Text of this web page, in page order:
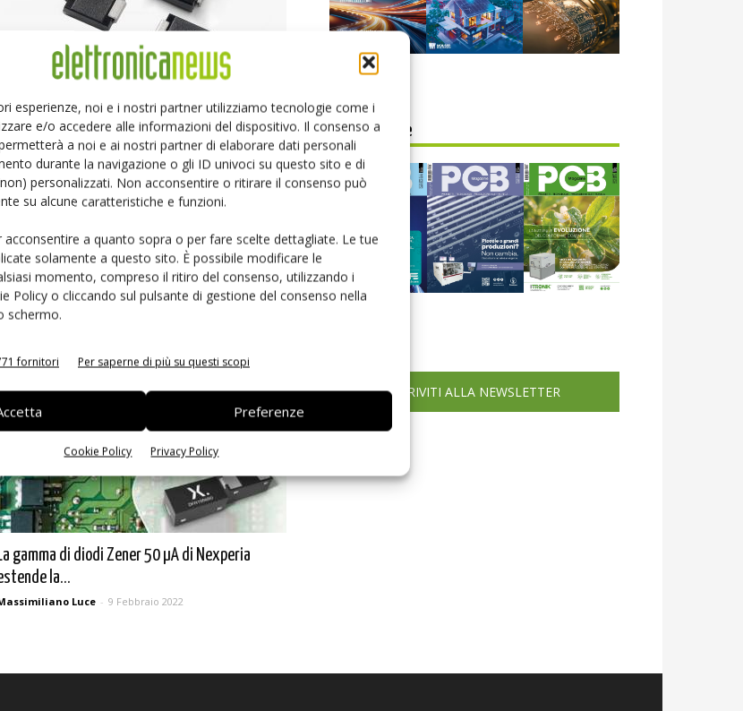
esperienze, noi e i nostri partner utilizziamo tecnologie come i
e/o accedere alle informazioni del dispositivo. Il consenso a
a noi e ai nostri partner di elaborare dati personali
durante la navigazione o gli ID univoci su questo sito e di
personalizzati. Non acconsentire o ritirare il consenso può
su alcune caratteristiche e funzioni.
acconsentire a quanto sopra o per fare scelte dettagliate. Le tue
solamente a questo sito. È possibile modificare le
momento, compreso il ritiro del consenso, utilizzando i
Policy o cliccando sul pulsante di gestione del consenso nella
schermo.
fornitori Per saperne di più su questi scopi
Preferenze
Cookie Policy Privacy Policy
Diodi TVS Littelfuse con tecnologia Foldback
16 Luglio 2025
12 nuovi diodi a barriera Schottky SiC
Massimiliano Luce 18 Luglio 2023
gamma di diodi Zener 50 µA di Nexperia
la...
Luce - 9 Febbraio 2022
Edicola web
PCB Magazine
ISCRIVITI ALLA NEWSLETTER